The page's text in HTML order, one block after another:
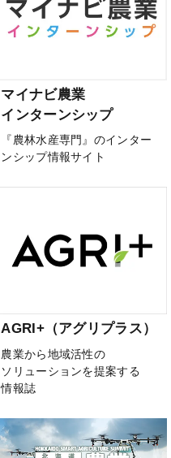
マイナビ農業
インターンシップ
『農林水産専門』のインター
ンシップ情報サイト
AGRI+（アグリプラス）
農業から地域活性の
ソリューションを提案する
情報誌